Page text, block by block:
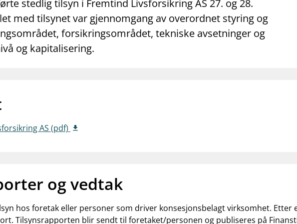
Om Finanstilsynet Kontakt oss Jobb hos oss
stedlig tilsyn i Fremtind Livsforsikring AS 27. og 28.
med tilsynet var gjennomgang av overordnet styring og
forsikringsområdet, tekniske avsetninger og
og kapitalisering.
AS (pdf)
og vedtak
hos foretak eller personer som driver konsesjonsbelagt virksomhet.
Tilsynsrapporten blir sendt til foretaket/personen og publiseres på